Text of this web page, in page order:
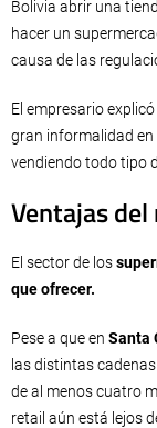
Bolivia abrir una
hacer un
causa de las
El empresario
gran informalidad en
vendiendo todo tipo
Ventajas
El sector de los
que ofrecer.
Pese a que en Santa
las distintas
de al menos cuatro
retail aún está lejos